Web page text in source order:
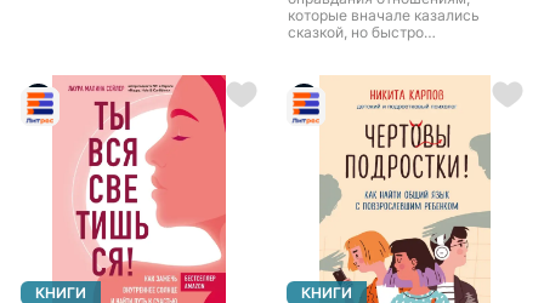
которые вначале казались
сказкой, но быстро
Гогуева, психолог с 15-л...
КНИГИ КНИГИ